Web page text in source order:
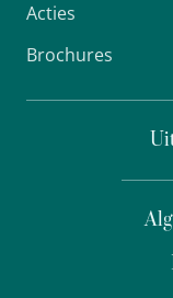
Acties
Brochures